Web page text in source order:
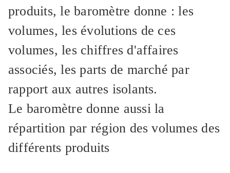
produits, le baromètre donne : les
volumes, les évolutions de ces
volumes, les chiffres d'affaires
associés, les parts de marché par
rapport aux autres isolants.
Le baromètre donne aussi la
répartition par région des volumes des
différents produits